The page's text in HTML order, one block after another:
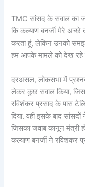
TMC सांसद के सवाल का
कि कल्याण बनर्जी मेरे
करता हूं, लेकिन उनको
हम आपके मामले को देख रहे
दरअसल, लोकसभा में
लेकर कुछ सवाल किया,
रविशंकर प्रसाद के पास
दिया. वहीं इसके बाद
जिसका जवाब कानून मंत्री
कल्याण बनर्जी ने रविशंकर